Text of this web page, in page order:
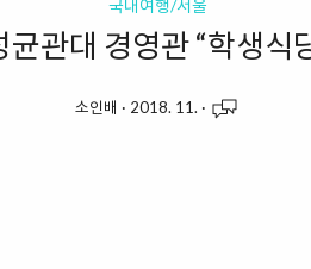
국내여행/서울
균관대 경영관 “학생식
소인배 · 2018. 11. ·